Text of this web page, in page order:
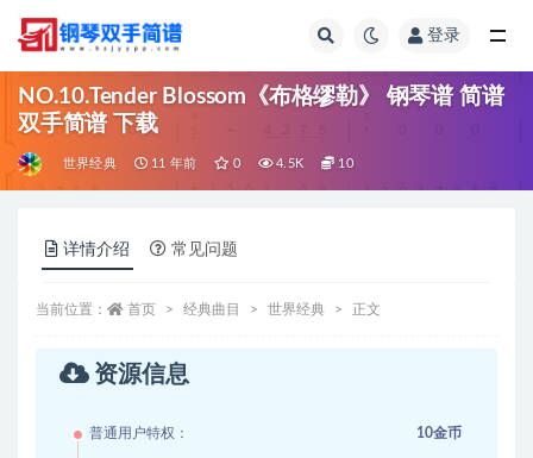
登录
NO.10.Tender Blossom《布格缪勒》 钢琴谱 简谱
双手简谱 下载
世界经典 11 年前 0 4.5K 10
详情介绍 常见问题
当前位置： 首页 经典曲目 世界经典 正文
资源信息
普通用户特权： 10金币